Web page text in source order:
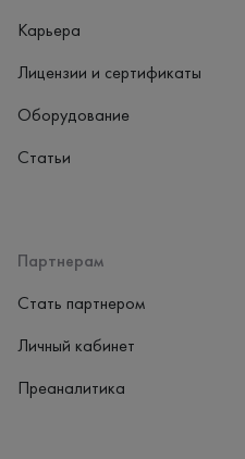
Партнерам
Стать партнером
Личный кабинет
Преаналитика
Карьера
Лицензии и сертификаты
Оборудование
Статьи